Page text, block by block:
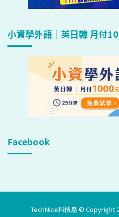
小資學外語｜英日韓 月付
Facebook
TechNice科技島 © Copyright